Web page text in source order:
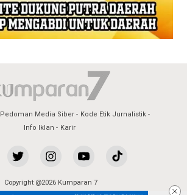
Pedoman Media Siber
Kode Etik Jurnalistik
Info Iklan
Karir
Copyright @2026 Kumparan 7